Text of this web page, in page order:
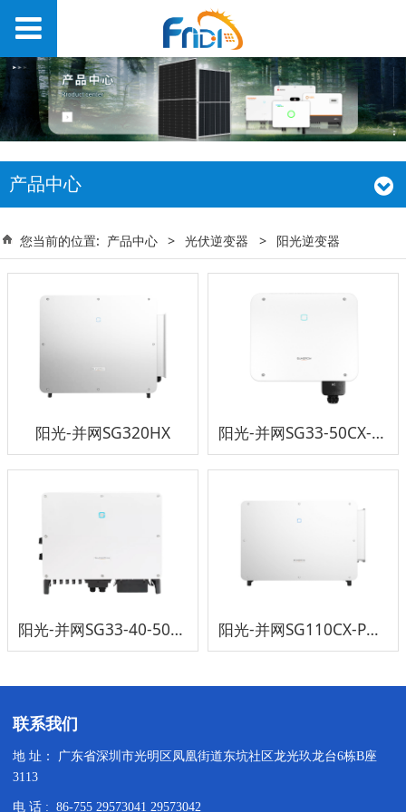
产品中心
您当前的位置: 产品中心 > 光伏逆变器 > 阳光逆变器
阳光-并网SG320HX 阳光-并网SG33-50CX-P2-CN
阳光-并网SG33-40-50CX 阳光-并网SG110CX-P2-CN
联系我们
地 址： 广东省深圳市光明区凤凰街道东坑社区龙光玖龙台6栋B座
3113
电 话 : 86-755 29573041 29573042